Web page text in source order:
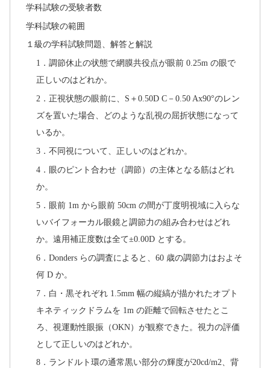
学科試験の受験者数
学科試験の範囲
１級の学科試験問題、解答と解説
1．調節休止の状態で網膜共役点が眼前 0.25m の眼で
正しいのはどれか。
2．正視状態の眼前に、S＋0.50D C－0.50 Ax90°のレン
ズを置いた場合、どのような乱視の屈折状態になって
いるか。
3．不同視について、正しいのはどれか。
4．眼のピント合わせ（調節）の主体となる筋はどれ
か。
5．眼前 1m から眼前 50cm の間が丁度明視域に入らな
いバイフォーカル眼鏡と調節力の組み合わせはどれ
か。遠用補正度数は全て±0.00D とする。
6．Donders らの調査によると、60 歳の調節力はおよそ
何 D か。
7．白・黒それぞれ 1.5mm 幅の縦縞が描かれたオプト
キネティックドラムを 1m の距離で回転させたとこ
ろ、視運動性眼振（OKN）が観察できた。視力の評価
として正しいのはどれか。
8．ランドルト環の通常黒い部分の輝度が20cd/m2、背